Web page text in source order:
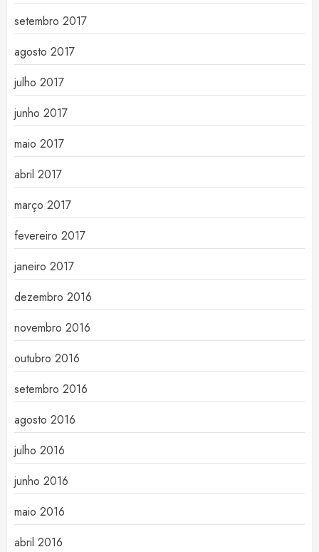
setembro 2017
agosto 2017
julho 2017
junho 2017
maio 2017
abril 2017
março 2017
fevereiro 2017
janeiro 2017
dezembro 2016
novembro 2016
outubro 2016
setembro 2016
agosto 2016
julho 2016
junho 2016
maio 2016
abril 2016